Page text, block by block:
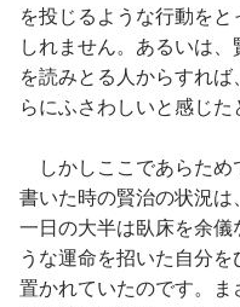
を投じるような行動を
しれません。あるいは
を読みとる人からすれ
らにふさわしいと感じた
しかしここであらため
書いた時の賢治の状況は
一日の大半は臥床を余儀
うな運命を招いた自分
置かれていたのです。ま